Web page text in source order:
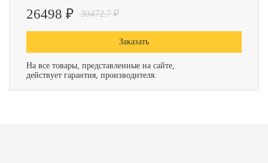
26498 ₽ 30472.7 ₽
Заказать
На все товары, представленные на сайте,
действует гарантия, производителя.